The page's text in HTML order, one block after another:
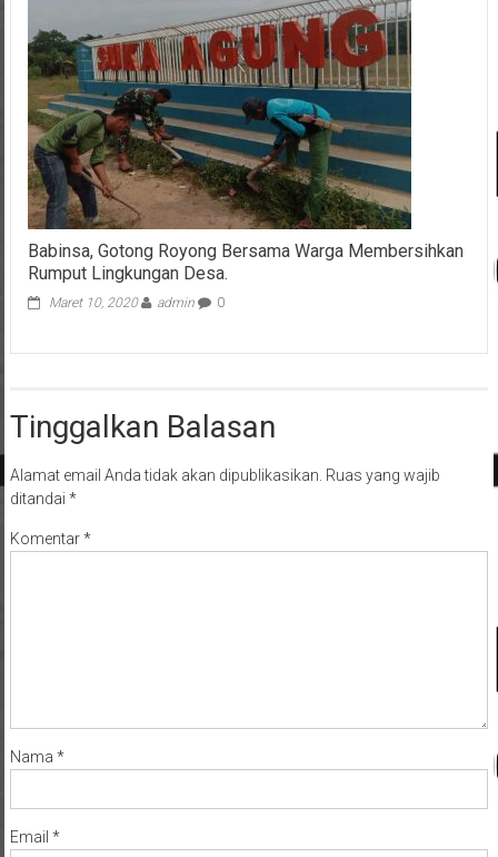
Babinsa, Gotong Royong Bersama Warga Membersihkan
Rumput Lingkungan Desa.
Maret 10, 2020 admin 0
Tinggalkan Balasan
Alamat email Anda tidak akan dipublikasikan. Ruas yang wajib
ditandai *
Komentar*
Nama *
Email *